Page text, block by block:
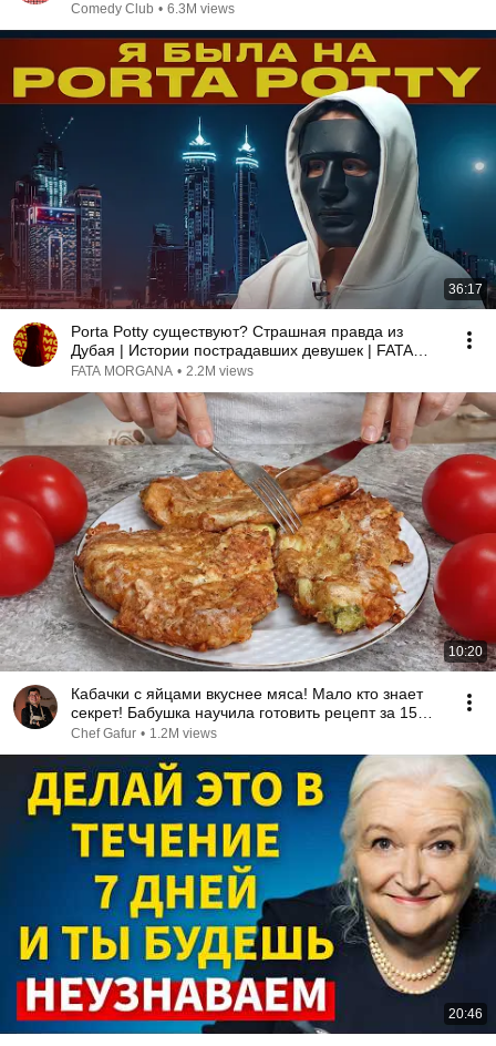
Comedy Club • 6.3M views
36:17
Porta Potty существуют? Страшная правда из
Дубая | Истории пострадавших девушек | FATA
MORGANA
FATA MORGANA • 2.2M views
10:20
Кабачки с яйцами вкуснее мяса! Мало кто знает
секрет! Бабушка научила готовить рецепт за 15
минут
Chef Gafur • 1.2M views
20:46